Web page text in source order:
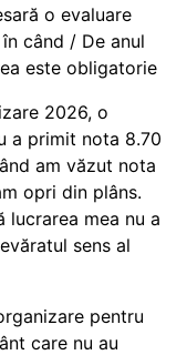
o evaluare
când / De anul
este obligatorie
2026, o
a primit nota 8.70
am văzut nota
opri din plâns.
lucrarea mea nu a
sens al
pentru
care nu au